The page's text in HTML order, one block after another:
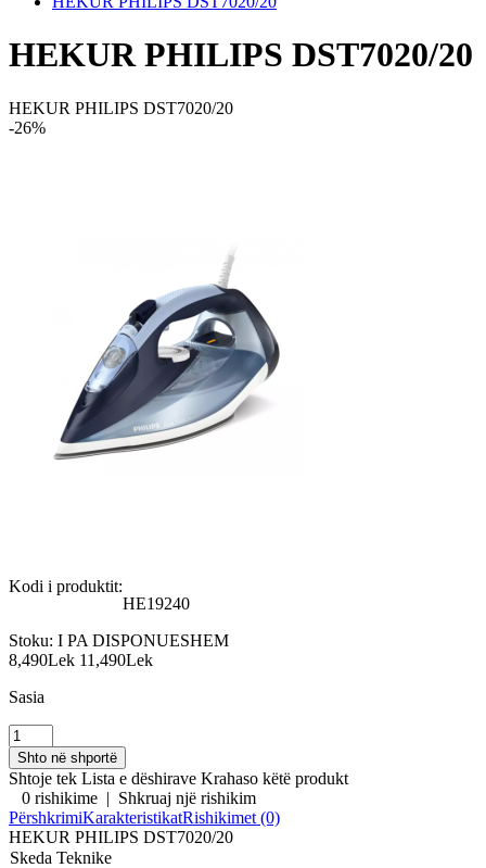
HEKUR PHILIPS DST7020/20
HEKUR PHILIPS DST7020/20
-26%
Kodi i produktit:
HE19240
Stoku: I PA DISPONUESHEM
8,490Lek 11,490Lek
Sasia
Shtoje tek Lista e dëshirave Krahaso këtë produkt
0 rishikime | Shkruaj një rishikim
PërshkrimiKarakteristikatRishikimet (0)
HEKUR PHILIPS DST7020/20
Skeda Teknike